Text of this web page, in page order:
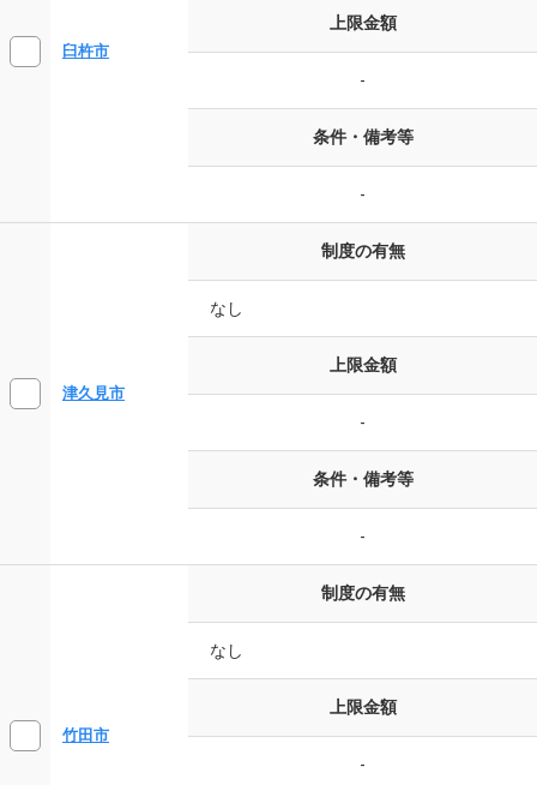
臼杵市
上限金額
-
条件・備考等
-
津久見市
制度の有無
なし
上限金額
-
条件・備考等
-
竹田市
制度の有無
なし
上限金額
-